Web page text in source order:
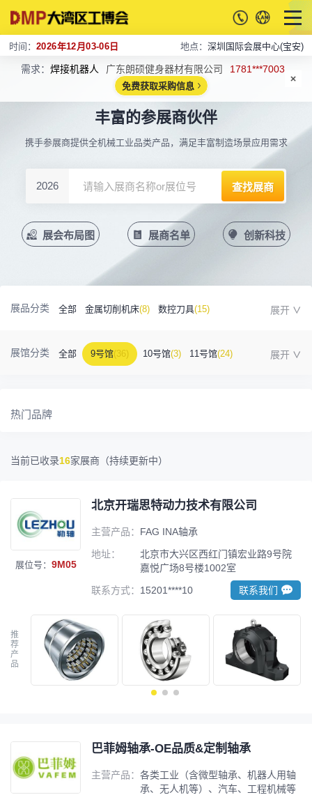
时间： 2026年12月03-06日 地点： 深圳国际会展中心(宝安)
需求： 焊接机器人 广东朗硕健身器材有限公司 1781***7003
免费获取采购信息
丰富的参展商伙伴
携手参展商提供全机械工业品类产品，满足丰富制造场景应用需求
2026
展会布局图 展商名单 创新科技
展品分类 全部 金属切削机床(8) 数控刀具(15)
金属成型机床(1) 自动化
展馆分类 全部 9号馆(36) 10号馆(3) 11号馆(24)
热门品牌
当前已收录16家展商（持续更新中）
展位号： 9M05
北京开瑞思特动力技术有限公司
主营产品： FAG INA轴承
地址：
北京市大兴区西红门镇宏业路9号院
嘉悦广场8号楼1002室
联系方式： 15201****10 联系我们
推
荐
产
品
巴菲姆轴承-OE品质&定制轴承
主营产品：各类工业（含微型轴承、机器人用轴
承、无人机等）、汽车、工程机械等